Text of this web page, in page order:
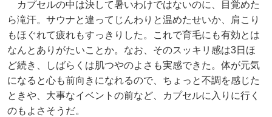
カプセルの中は決して暑いわけではないのに、目覚めた
ら滝汗。サウナと違ってじんわりと温めたせいか、肩こり
もほぐれて疲れもすっきりした。これで育毛にも有効とは
なんとありがたいことか。なお、そのスッキリ感は3日ほ
ど続き、しばらくは肌つやのよさも実感できた。体が元気
になると心も前向きになれるので、ちょっと不調を感じた
ときや、大事なイベントの前など、カプセルに入りに行く
のもよさそうだ。